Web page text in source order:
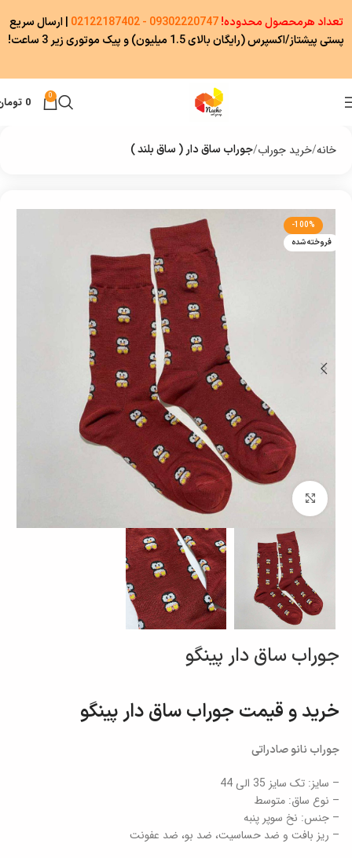
0
0
خانه خرید جوراب جوراب ساق دار ( ساق بلند )
-100%
فروخته شده
برای بزرگنمایی کلیک کنید
جوراب ساق دار پینگو
خرید و قیمت جوراب ساق دار پینگو
جوراب نانو صادراتی
– سایز: تک سایز 35 الی 44
– نوع ساق: متوسط
– جنس: نخ سوپر پنبه
– ریز بافت و ضد حساسیت، ضد بو، ضد عفونت
تعداد هرمحصول محدوده!09302220747 - 02122187402
|ارسال سریع
پستی پیشتاز/اکسپرس (رایگان بالای 1.5 میلیون) و پیک موتوری زیر 3 ساعت!